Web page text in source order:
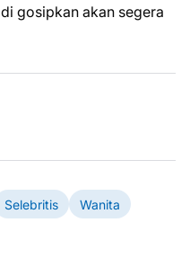
gosipkan akan segera
Selebritis Wanita